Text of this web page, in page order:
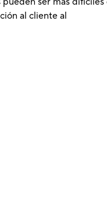
al cliente al